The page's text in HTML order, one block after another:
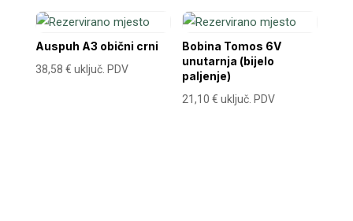
Auspuh A3 obični crni
38,58 € uključ. PDV
Bobina Tomos 6V
unutarnja (bijelo
paljenje)
21,10€ uključ. PDV